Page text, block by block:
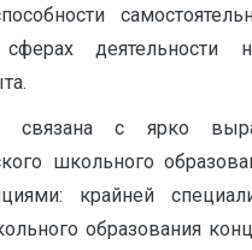
деятельности
связана с ярко
школьного
крайней
образования